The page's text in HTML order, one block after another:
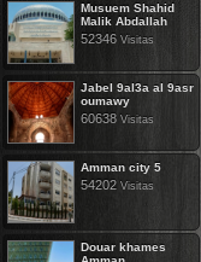
Musuem Shahid
Malik Abdallah
52346 Visitas
Jabel 9al3a al 9asr
oumawy
60638 Visitas
Amman city 5
54202 Visitas
Douar khames